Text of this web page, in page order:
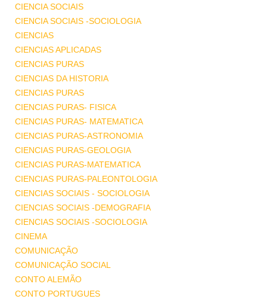
CIENCIA SOCIAIS
CIENCIA SOCIAIS -SOCIOLOGIA
CIENCIAS
CIENCIAS APLICADAS
CIENCIAS PURAS
CIENCIAS DA HISTORIA
CIENCIAS PURAS
CIENCIAS PURAS- FISICA
CIENCIAS PURAS- MATEMATICA
CIENCIAS PURAS-ASTRONOMIA
CIENCIAS PURAS-GEOLOGIA
CIENCIAS PURAS-MATEMATICA
CIENCIAS PURAS-PALEONTOLOGIA
CIENCIAS SOCIAIS - SOCIOLOGIA
CIENCIAS SOCIAIS -DEMOGRAFIA
CIENCIAS SOCIAIS -SOCIOLOGIA
CINEMA
COMUNICAÇÃO
COMUNICAÇÃO SOCIAL
CONTO ALEMÃO
CONTO PORTUGUES